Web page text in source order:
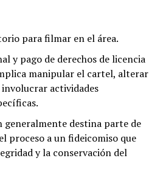
para filmar en el área.
y pago de derechos de licencia
manipular el cartel, alterar
actividades
generalmente destina parte de
proceso a un fideicomiso que
y la conservación del